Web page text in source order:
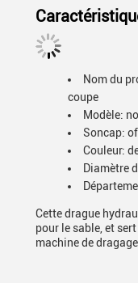
Nom du
coupe
Modèle:
Soncap:
Couleur:
Diamètre
Cette drague
pour le sable, et
machine de